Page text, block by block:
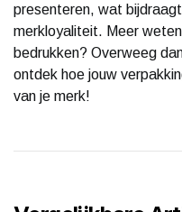
presenteren, wat
merkloyaliteit. Meer
bedrukken? Overweeg
ontdek hoe jouw
van je merk!